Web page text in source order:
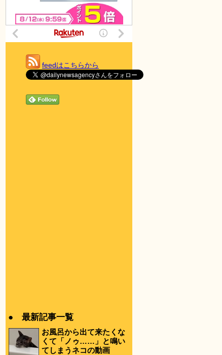
feedはこちらから
● 最新記事一覧
お風呂から出て来たくな
くて「ノゥ……」と鳴い
てしまうネコの動画